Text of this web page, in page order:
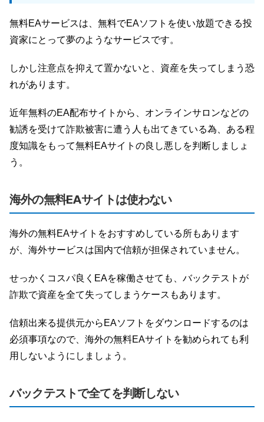
無料EAサービスは、無料でEAソフトを使い放題できる投
資家にとって夢のようなサービスです。
しかし注意点を抑えて置かないと、資産を失ってしまう恐
れがあります。
近年無料のEA配布サイトから、オンラインサロンなどの
勧誘を受けて詐欺被害に遭う人も出てきている為、ある程
度知識をもって無料EAサイトの良し悪しを判断しましょ
う。
海外の無料EAサイトは使わない
海外の無料EAサイトをおすすめしている所もあります
が、海外サービスは国内で信頼が担保されていません。
せっかくコスパ良くEAを稼働させても、バックテストが
詐欺で資産を全て失ってしまうケースもあります。
信頼出来る提供元からEAソフトをダウンロードするのは
必須事項なので、海外の無料EAサイトを勧められても利
用しないようにしましょう。
バックテストで全てを判断しない